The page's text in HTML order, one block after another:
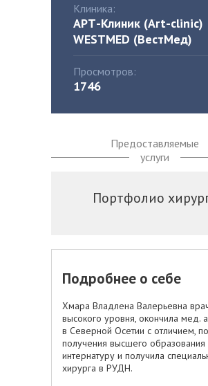
Клиника:
АРТ-Клиник (Art-clinic)
WESTMED (ВестМед)
Просмотров:
1746
Предоставляемые
услуги
Портфолио
Подробнее о себе
Хмара Владлена Валерьевна
высокого уровня, окончила мед.
в Северной Осетии с отличием,
получения высшего
интернатуру и получила
хирурга в РУДН.